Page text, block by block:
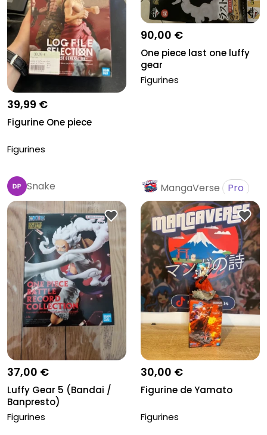
39,99 €
Figurine One piece
Figurines
90,00 €
One piece last one luffy
gear
Figurines
Snake
37,00 €
Luffy Gear 5 (Bandai /
Banpresto)
Figurines
MangaVerse Pro
30,00 €
Figurine de Yamato
Figurines